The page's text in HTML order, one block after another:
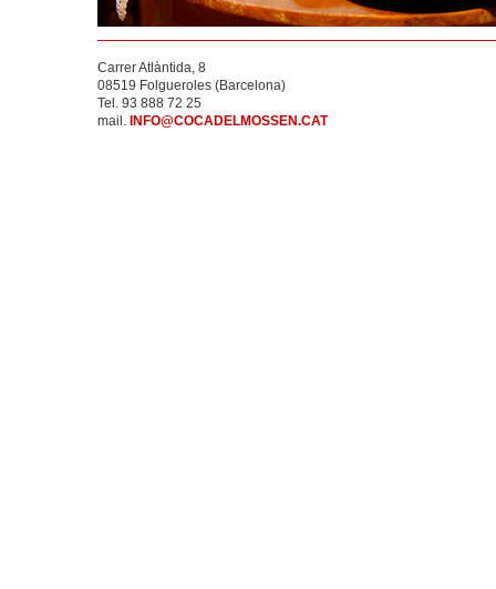
Carrer Atlàntida, 8
08519 Folgueroles (Barcelona)
Tel. 93 888 72 25
mail. INFO@COCADELMOSSEN.CAT